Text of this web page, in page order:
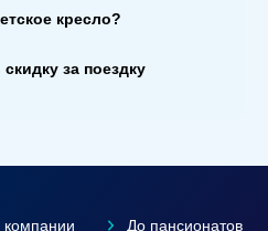
кресло?
за поездку
До пансионатов